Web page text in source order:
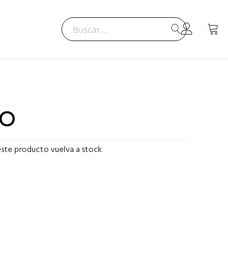
Search
Search Mi
producto vuelva a stock